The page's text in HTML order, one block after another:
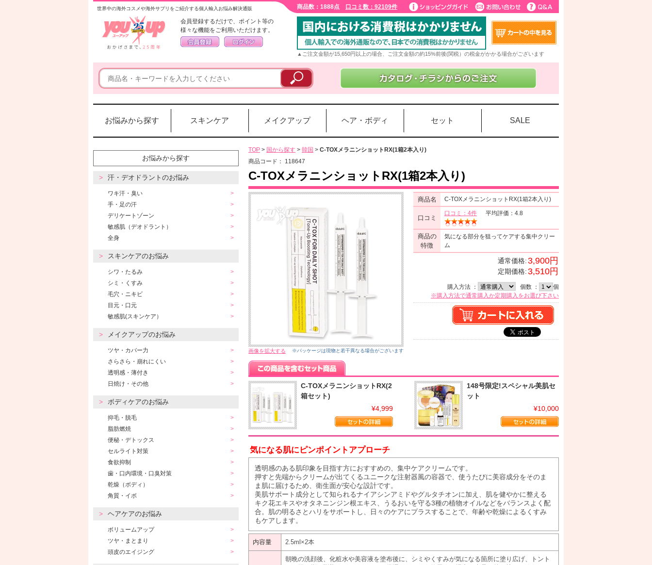
世界中の海外コスメや海外サプリをご紹介する個人輸入お悩み解決通販 商品数：1888点 口コミ数：92109件
会員登録するだけで、ポイント等の
様々な機能をご利用いただけます。
▲ご注文金額が15,650円以上の場合、ご注文金額の約15%前後(関税）の税金がかかる場合がございます
お悩みから探す スキンケア メイクアップ ヘア・ボディ セット SALE
お悩みから探す
汗・デオドラントのお悩み
ワキ汗・臭い
手・足の汗
デリケートゾーン
敏感肌（デオドラント）
全身
スキンケアのお悩み
シワ・たるみ
シミ・くすみ
毛穴・ニキビ
目元・口元
敏感肌(スキンケア）
メイクアップのお悩み
ツヤ・カバー力
さらさら・崩れにくい
透明感・薄付き
日焼け・その他
ボディケアのお悩み
抑毛・脱毛
脂肪燃焼
便秘・デトックス
セルライト対策
食欲抑制
歯・口内環境・口臭対策
乾燥（ボディ）
角質・イボ
ヘアケアのお悩み
ボリュームアップ
ツヤ・まとまり
頭皮のエイジング
TOP > 国から探す > 韓国 > C-TOXメラニンショットRX(1箱2本入り)
商品コード： 118647
C-TOXメラニンショットRX(1箱2本入り)
画像を拡大する ※パッケージは現物と若干異なる場合がございます
商品名 C-TOXメラニンショットRX(1箱2本入り)
口コミ
口コミ：4件 平均評価：4.8
商品の
特徴
気になる部分を狙ってケアする集中クリー
ム
通常価格:3,900円
定期価格:3,510円
購入方法 ： 個数 ：
個
※購入方法で通常購入か定期購入をお選び下さい
C-TOXメラニンショットRX(2
箱セット)
¥4,999
148号限定!スペシャル美肌セ
ット
¥10,000
気になる肌にピンポイントアプローチ
透明感のある肌印象を目指す方におすすめの、集中ケアクリームです。
押すと先端からクリームが出てくるユニークな注射器風の容器で、使うたびに美容成分をそのま
ま肌に届けるため、衛生面が安心な設計です。
美肌サポート成分として知られるナイアシンアミドやグルタチオンに加え、肌を健やかに整える
キク花エキスやオタネニンジン根エキス、うるおいを守る3種の植物オイルなどをバランスよく配
合。肌の明るさとハリをサポートし、日々のケアにプラスすることで、年齢や乾燥によるくすみ
もケアします。
内容量 2.5ml×2本
朝晩の洗顔後、化粧水や美容液を塗布後に、シミやくすみが気になる箇所に塗り広げ、トント